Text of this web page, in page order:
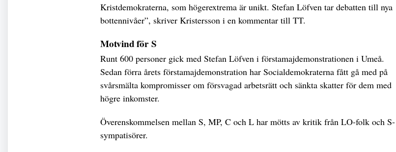
Kristdemokraterna, som högerextrema är unikt. Stefan Löfven tar debatten till nya
bottennivåer”, skriver Kristersson i en kommentar till TT.
Motvind för S
Runt 600 personer gick med Stefan Löfven i förstamajdemonstrationen i Umeå.
Sedan förra årets förstamajdemonstration har Socialdemokraterna fått gå med på
svårsmälta kompromisser om försvagad arbetsrätt och sänkta skatter för dem med
högre inkomster.
Överenskommelsen mellan S, MP, C och L har mötts av kritik från LO-folk och S-
sympatisörer.